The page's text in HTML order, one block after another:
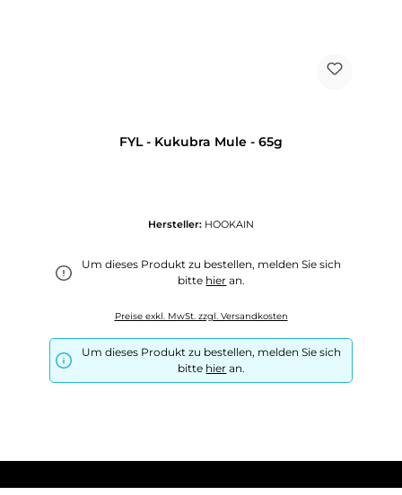
FYL - Kukubra Mule - 65g
Hersteller: HOOKAIN
Um dieses Produkt zu bestellen, melden Sie sich
bitte hier an.
Preise exkl. MwSt. zzgl. Versandkosten
Um dieses Produkt zu bestellen, melden Sie sich
bitte hier an.